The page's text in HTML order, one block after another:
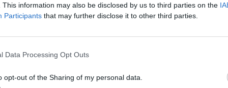
This information may also be disclosed by us to third parties on the
Participants that may further disclose it to other third parties.
Data Processing Opt Outs
opt-out of the Sharing of my personal data.
d’appoggio. Perle istituzioni e il territorio
sindaco di Ranco Federico Brovelli, che
per l’occupazione del suolo pubblico,
presidenteStefano Brovelli
l’allestimento in loco, il sindaco di
Ottaviani, ilMinistroper la Disabilità,